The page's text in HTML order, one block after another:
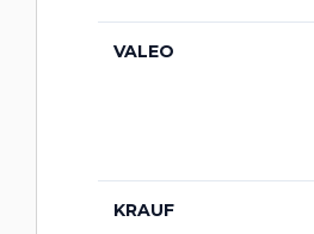
VALEO
KRAUF